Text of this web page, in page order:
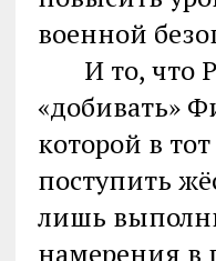
военной
И то, что
«добивать»
которой в
поступить
лишь
намерения в